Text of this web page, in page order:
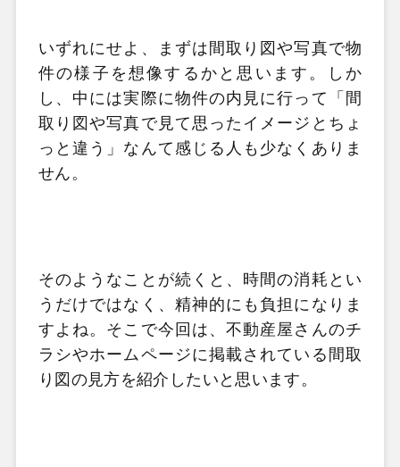
いずれにせよ、まずは間取り図や写真で物
件の様子を想像するかと思います。しか
し、中には実際に物件の内見に行って「間
取り図や写真で見て思ったイメージとちょ
っと違う」なんて感じる人も少なくありま
せん。
そのようなことが続くと、時間の消耗とい
うだけではなく、精神的にも負担になりま
すよね。そこで今回は、不動産屋さんのチ
ラシやホームページに掲載されている間取
り図の見方を紹介したいと思います。